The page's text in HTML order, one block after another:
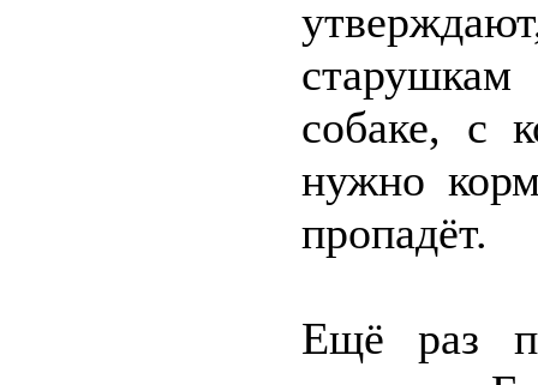
собаке, с
нужно
пропадёт.
Ещё раз